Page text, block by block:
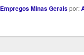
Empregos Minas Geraispor: